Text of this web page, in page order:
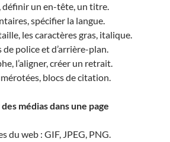
définir un en-tête, un titre.
spécifier la langue.
les caractères gras, italique.
police et d’arrière-plan.
l’aligner, créer un retrait.
blocs de citation.
médias dans une page
du web : GIF, JPEG, PNG.